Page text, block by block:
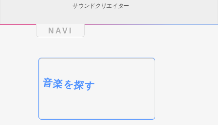
サウンドクリエイター
NAVI
音楽を探す